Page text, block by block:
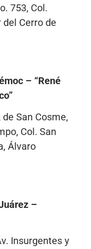
753, Col.
Cerro de
– “René
San Cosme,
Col. San
Álvaro
–
Insurgentes y